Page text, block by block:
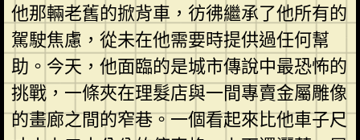
他那輛老舊的掀背車，彷彿繼承了他所有的
駕駛焦慮，從未在他需要時提供過任何幫
助。今天，他面臨的是城市傳說中最恐怖的
挑戰，一條夾在理髮店與一間專賣金屬雕像
的畫廊之間的窄巷。一個看起來比他車子尺